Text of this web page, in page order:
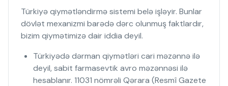
Türkiyə qiymətləndirmə sistemi belə işləyir. Bunlar
dövlət mexanizmi barədə dərc olunmuş faktlardır,
bizim qiymətimizə dair iddia deyil.
Türkiyədə dərman qiymətləri cari məzənnə ilə
deyil, sabit farmasevtik avro məzənnəsi ilə
hesablanır. 11031 nömrəli Qərara (Resmî Gazete